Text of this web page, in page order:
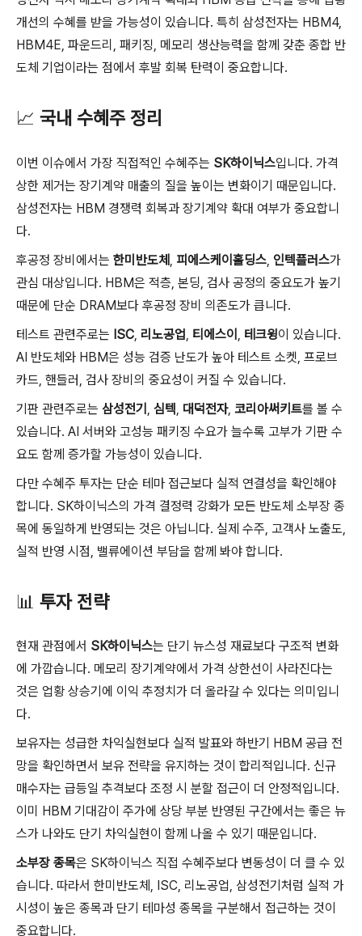
개선의 수혜를 받을 가능성이 있습니다. 특히 삼성전자는 HBM4,
HBM4E, 파운드리, 패키징, 메모리 생산능력을 함께 갖춘 종합 반
도체 기업이라는 점에서 후발 회복 탄력이 중요합니다.
📈 국내 수혜주 정리
이번 이슈에서 가장 직접적인 수혜주는 SK하이닉스입니다. 가격
상한 제거는 장기계약 매출의 질을 높이는 변화이기 때문입니다.
삼성전자는 HBM 경쟁력 회복과 장기계약 확대 여부가 중요합니
다.
후공정 장비에서는 한미반도체 피에스케이홀딩스 인텍플러스가
관심 대상입니다. HBM은 적층, 본딩, 검사 공정의 중요도가 높기
때문에 단순 DRAM보다 후공정 장비 의존도가 큽니다.
테스트 관련주로는 ISC 리노공업 티에스이 테크윙이 있습니다.
AI 반도체와 HBM은 성능 검증 난도가 높아 테스트 소켓, 프로브
카드, 핸들러, 검사 장비의 중요성이 커질 수 있습니다.
기판 관련주로는 삼성전기 심텍 대덕전자, 코리아써키트를 볼 수
있습니다. AI 서버와 고성능 패키징 수요가 늘수록 고부가 기판 수
요도 함께 증가할 가능성이 있습니다.
다만 수혜주 투자는 단순 테마 접근보다 실적 연결성을 확인해야
합니다. SK하이닉스의 가격 결정력 강화가 모든 반도체 소부장 종
목에 동일하게 반영되는 것은 아닙니다. 실제 수주, 고객사 노출도,
실적 반영 시점, 밸류에이션 부담을 함께 봐야 합니다.
📊 투자 전략
현재 관점에서 SK하이닉스는 단기 뉴스성 재료보다 구조적 변화
에 가깝습니다. 메모리 장기계약에서 가격 상한선이 사라진다는
것은 업황 상승기에 이익 추정치가 더 올라갈 수 있다는 의미입니
다.
보유자는 성급한 차익실현보다 실적 발표와 하반기 HBM 공급 전
망을 확인하면서 보유 전략을 유지하는 것이 합리적입니다. 신규
매수자는 급등일 추격보다 조정 시 분할 접근이 더 안정적입니다.
이미 HBM 기대감이 주가에 상당 부분 반영된 구간에서는 좋은 뉴
스가 나와도 단기 차익실현이 함께 나올 수 있기 때문입니다.
소부장 종목은 SK하이닉스 직접 수혜주보다 변동성이 더 클 수 있
습니다. 따라서 한미반도체, ISC, 리노공업, 삼성전기처럼 실적 가
시성이 높은 종목과 단기 테마성 종목을 구분해서 접근하는 것이
중요합니다.